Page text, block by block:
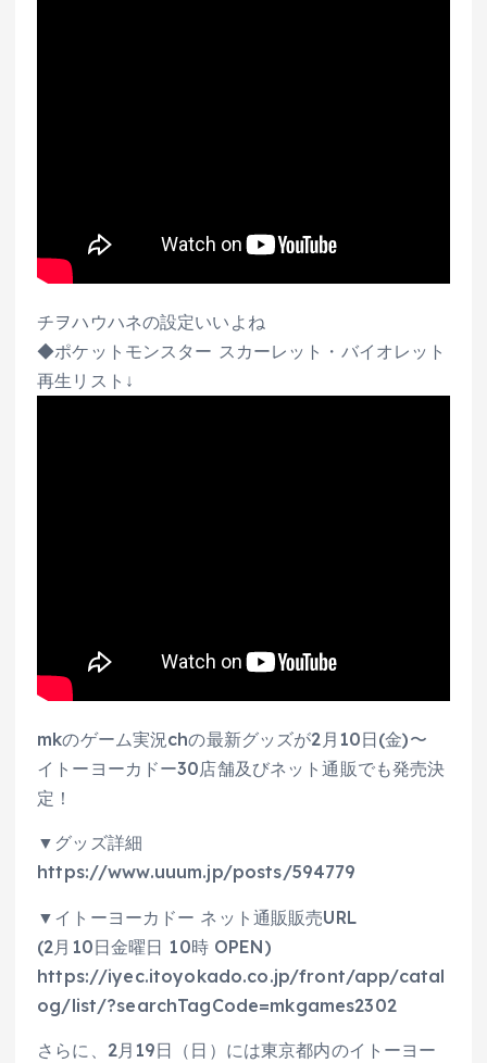
チヲハウハネの設定いいよね
◆ポケットモンスター スカーレット・バイオレット
再生リスト↓
mkのゲーム実況chの最新グッズが2月10日(金)〜
イトーヨーカドー30店舗及びネット通販でも発売決
定！
▼グッズ詳細
https://www.uuum.jp/posts/594779
▼イトーヨーカドー ネット通販販売URL
(2月10日金曜日 10時 OPEN)
https://iyec.itoyokado.co.jp/front/app/catal
og/list/?searchTagCode=mkgames2302
さらに、2月19日（日）には東京都内のイトーヨー